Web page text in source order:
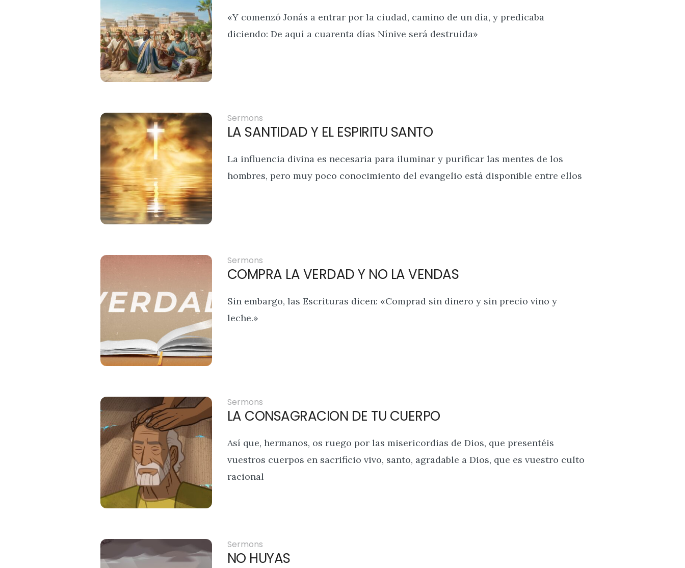
«Y comenzó Jonás a entrar por la ciudad, camino de un día, y predicaba
diciendo: De aquí a cuarenta días Nínive será destruida»
Sermons
LA SANTIDAD Y EL ESPIRITU SANTO
La influencia divina es necesaria para iluminar y purificar las mentes de los
hombres, pero muy poco conocimiento del evangelio está disponible entre ellos
Sermons
COMPRA LA VERDAD Y NO LA VENDAS
Sin embargo, las Escrituras dicen: «Comprad sin dinero y sin precio vino y
leche.»
Sermons
LA CONSAGRACION DE TU CUERPO
Así que, hermanos, os ruego por las misericordias de Dios, que presentéis
vuestros cuerpos en sacrificio vivo, santo, agradable a Dios, que es vuestro culto
racional
Sermons
NO HUYAS